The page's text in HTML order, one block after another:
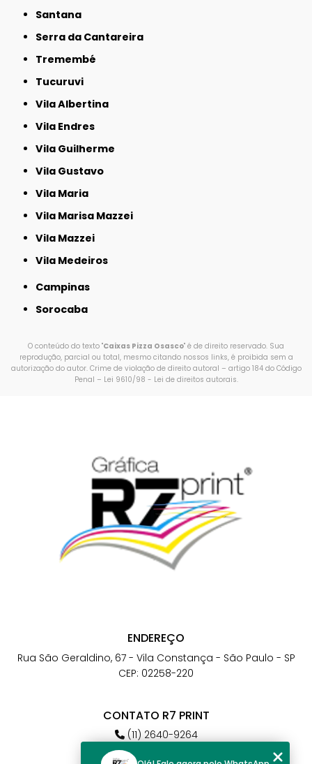
Santana
Serra da Cantareira
Tremembé
Tucuruvi
Vila Albertina
Vila Endres
Vila Guilherme
Vila Gustavo
Vila Maria
Vila Marisa Mazzei
Vila Mazzei
Vila Medeiros
Campinas
Sorocaba
O conteúdo do texto "Caixas Pizza Osasco" é de direito reservado. Sua
reprodução, parcial ou total, mesmo citando nossos links, é proibida sem a
autorização do autor. Crime de violação de direito autoral – artigo 184 do Código
Penal – Lei 9610/98 - Lei de direitos autorais.
ENDEREÇO
Rua São Geraldino, 67 - Vila Constança - São Paulo - SP
CEP: 02258-220
CONTATO R7 PRINT
(11) 2640-9264
(11) 98784-6664